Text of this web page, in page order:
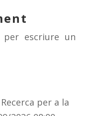
per escriure un
per a la